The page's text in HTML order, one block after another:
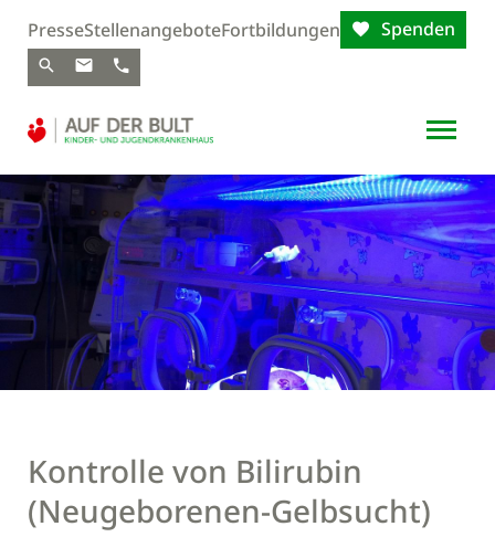
PresseStellenangeboteFortbildungen Spenden
Kontrolle von Bilirubin
(Neugeborenen-Gelbsucht)